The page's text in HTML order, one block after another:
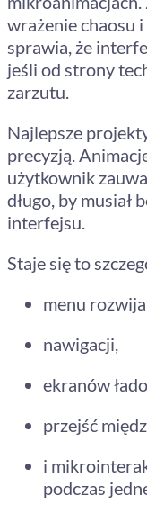
wrażenie chaosu
sprawia, że
jeśli od strony
zarzutu.
Najlepsze
precyzją.
użytkownik
długo, by musiał
interfejsu.
Staje się to
menu
nawigacji,
ekranów
przejść
i
podczas